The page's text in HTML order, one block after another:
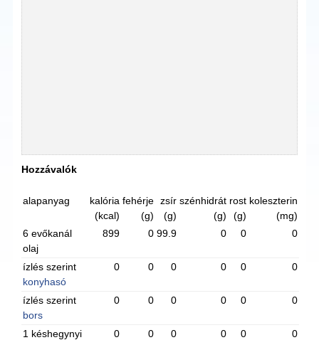
Hozzávalók
alapanyag
kalória
(kcal)
fehérje
(g)
zsír
(g)
szénhidrát
(g)
rost
(g)
koleszterin
(mg)
6 evőkanál
olaj
899 0 99.9 0 0 0
ízlés szerint
konyhasó
0 0 0 0 0 0
ízlés szerint
bors
0 0 0 0 0 0
1 késhegynyi
0 0 0 0 0 0